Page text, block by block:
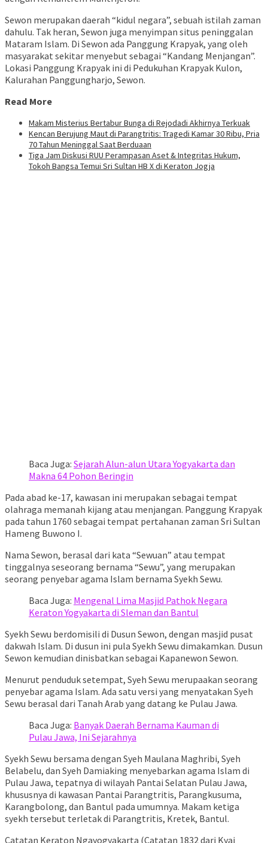
Sewon merupakan daerah “kidul negara”, sebuah istilah zaman
dahulu. Tak heran, Sewon juga menyimpan situs peninggalan
Mataram Islam. Di Sewon ada Panggung Krapyak, yang oleh
masyarakat sekitar menyebut sebagai “Kandang Menjangan”.
Lokasi Panggung Krapyak ini di Pedukuhan Krapyak Kulon,
Kalurahan Panggungharjo, Sewon.
Read More
Makam Misterius Bertabur Bunga di Rejodadi Akhirnya Terkuak
Kencan Berujung Maut di Parangtritis: Tragedi Kamar 30 Ribu, Pria
70 Tahun Meninggal Saat Berduaan
Tiga Jam Diskusi RUU Perampasan Aset & Integritas Hukum,
Tokoh Bangsa Temui Sri Sultan HB X di Keraton Jogja
Baca Juga: Sejarah Alun-alun Utara Yogyakarta dan
Makna 64 Pohon Beringin
Pada abad ke-17, kawasan ini merupakan sebagai tempat
olahraga memanah kijang atau menjangan. Panggung Krapyak
pada tahun 1760 sebagai tempat pertahanan zaman Sri Sultan
Hameng Buwono I.
Nama Sewon, berasal dari kata “Sewuan” atau tempat
tinggalnya seseorang bernama “Sewu”, yang merupakan
seorang penyebar agama Islam bernama Syekh Sewu.
Baca Juga: Mengenal Lima Masjid Pathok Negara
Keraton Yogyakarta di Sleman dan Bantul
Syekh Sewu berdomisili di Dusun Sewon, dengan masjid pusat
dakwah Islam. Di dusun ini pula Syekh Sewu dimakamkan. Dusun
Sewon kemudian dinisbatkan sebagai Kapanewon Sewon.
Menurut penduduk setempat, Syeh Sewu merupaakan seorang
penyebar agama Islam. Ada satu versi yang menyatakan Syeh
Sewu berasal dari Tanah Arab yang datang ke Pulau Jawa.
Baca Juga: Banyak Daerah Bernama Kauman di
Pulau Jawa, Ini Sejarahnya
Syekh Sewu bersama dengan Syeh Maulana Maghribi, Syeh
Belabelu, dan Syeh Damiaking menyebarkan agama Islam di
Pulau Jawa, tepatnya di wilayah Pantai Selatan Pulau Jawa,
khususnya di kawasan Pantai Parangtritis, Parangkusuma,
Karangbolong, dan Bantul pada umumnya. Makam ketiga
syekh tersebut terletak di Parangtritis, Kretek, Bantul.
Catatan Keraton Ngayogyakarta (Catatan 1832 dari Kyai